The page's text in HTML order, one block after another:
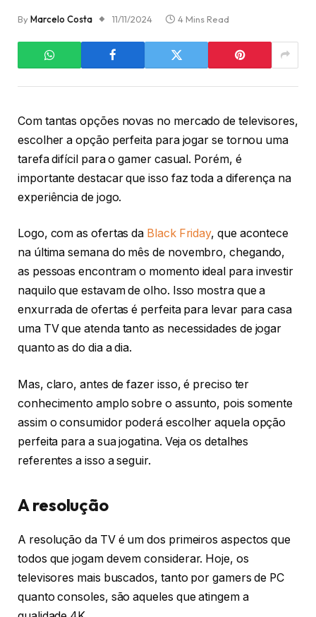
ByMarcelo Costa 11/11/2024 4 Mins Read
Com tantas opções novas no mercado de televisores,
escolher a opção perfeita para jogar se tornou uma
tarefa difícil para o gamer casual. Porém, é
importante destacar que isso faz toda a diferença na
experiência de jogo.
Logo, com as ofertas da Black Friday, que acontece
na última semana do mês de novembro, chegando,
as pessoas encontram o momento ideal para investir
naquilo que estavam de olho. Isso mostra que a
enxurrada de ofertas é perfeita para levar para casa
uma TV que atenda tanto as necessidades de jogar
quanto as do dia a dia.
Mas, claro, antes de fazer isso, é preciso ter
conhecimento amplo sobre o assunto, pois somente
assim o consumidor poderá escolher aquela opção
perfeita para a sua jogatina. Veja os detalhes
referentes a isso a seguir.
A resolução
A resolução da TV é um dos primeiros aspectos que
todos que jogam devem considerar. Hoje, os
televisores mais buscados, tanto por gamers de PC
quanto consoles, são aqueles que atingem a